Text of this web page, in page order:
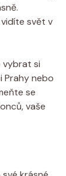
svět ⁢v
vybrat si
Prahy nebo⁣
se
vaše